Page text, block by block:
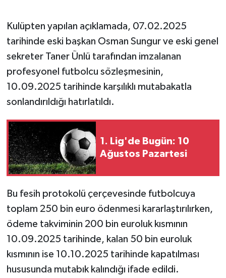
Kulüpten yapılan açıklamada, 07.02.2025
tarihinde eski başkan Osman Sungur ve eski genel
sekreter Taner Ünlü tarafından imzalanan
profesyonel futbolcu sözleşmesinin,
10.09.2025 tarihinde karşılıklı mutabakatla
sonlandırıldığı hatırlatıldı.
1. Lig'de Bugün: 10
Ağustos Pazartesi
Bu fesih protokolü çerçevesinde futbolcuya
toplam 250 bin euro ödenmesi kararlaştırılırken,
ödeme takviminin 200 bin euroluk kısmının
10.09.2025 tarihinde, kalan 50 bin euroluk
kısmının ise 10.10.2025 tarihinde kapatılması
hususunda mutabık kalındığı ifade edildi.